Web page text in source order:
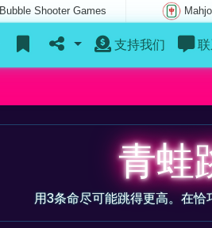
Bubble Shooter Games
支持我们 联
青蛙
用3条命尽可能跳得更高。在恰